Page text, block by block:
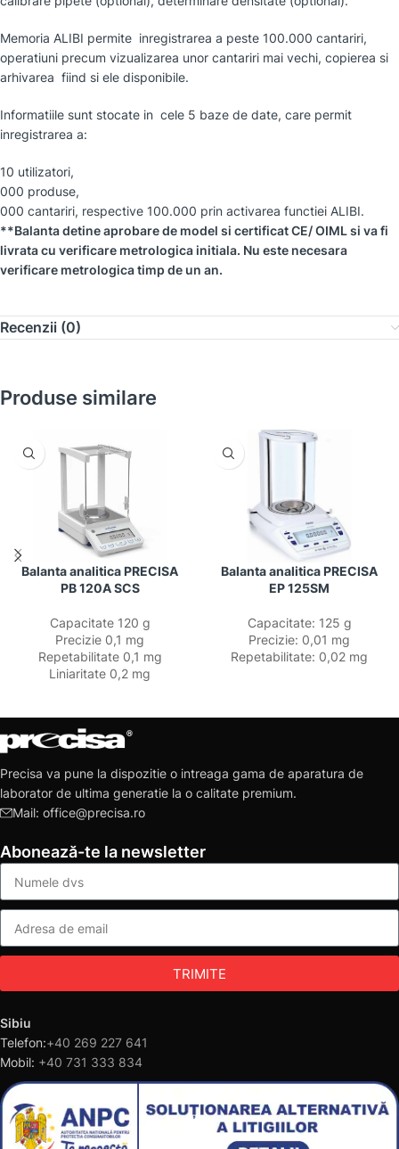
Memoria ALIBI permite inregistrarea a peste 100.000 cantariri,
operatiuni precum vizualizarea unor cantariri mai vechi, copierea si
arhivarea fiind si ele disponibile.
Informatiile sunt stocate in cele 5 baze de date, care permit
inregistrarea a:
10 utilizatori,
000 produse,
000 cantariri, respective 100.000 prin activarea functiei ALIBI.
**Balanta detine aprobare de model si certificat CE/ OIML si va fi
livrata cu verificare metrologica initiala. Nu este necesara
verificare metrologica timp de un an.
Recenzii (0)
Produse similare
Balanta analitica PRECISA
PB 120A SCS
Capacitate 120 g
Precizie 0,1 mg
Repetabilitate 0,1 mg
Liniaritate 0,2 mg
Balanta analitica PRECISA
EP 125SM
Capacitate: 125 g
Precizie: 0,01 mg
Repetabilitate: 0,02 mg
Precisa va pune la dispozitie o intreaga gama de aparatura de
laborator de ultima generatie la o calitate premium.
Mail: office@precisa.ro
Abonează-te la newsletter
TRIMITE
Sibiu
Telefon:+40 269 227 641
Mobil: +40 731 333 834